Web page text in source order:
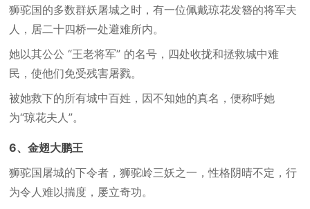
狮驼国的多数群妖屠城之时，有一位佩戴琼花发簪的将军夫
人，居二十四桥一处避难所内。
她以其公公 “王老将军” 的名号，四处收拢和拯救城中难
民，使他们免受残害屠戮。
被她救下的所有城中百姓，因不知她的真名，便称呼她
为“琼花夫人”。
6、金翅大鹏王
狮驼国屠城的下令者，狮驼岭三妖之一，性格阴晴不定，行
为令人难以揣度，屡立奇功。